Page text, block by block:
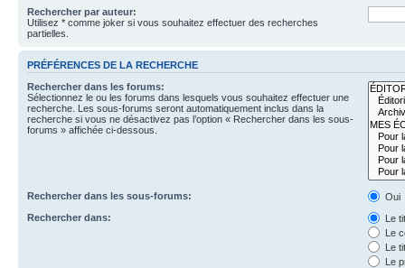
Rechercher par auteur:
Utilisez * comme joker si vous souhaitez effectuer des recherches
partielles.
PRÉFÉRENCES DE LA RECHERCHE
Rechercher dans les forums:
Sélectionnez le ou les forums dans lesquels vous souhaitez effectuer une
recherche. Les sous-forums seront automatiquement inclus dans la
recherche si vous ne désactivez pas l’option « Rechercher dans les sous-
forums » affichée ci-dessous.
Rechercher dans les sous-forums:
Oui
Rechercher dans:
Le
Le
Le
Le